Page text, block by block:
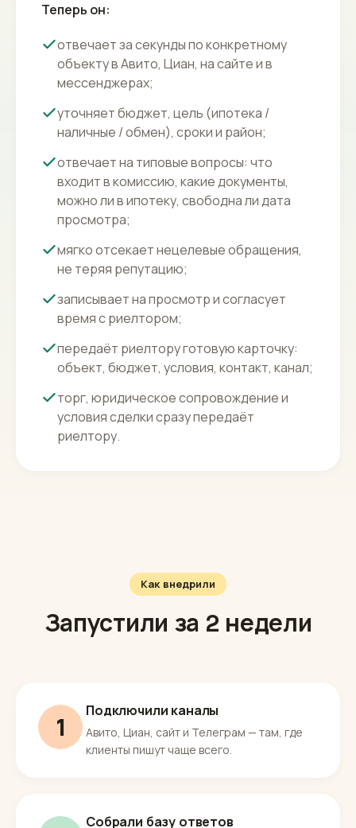
Теперь он:
отвечает за секунды по конкретному
объекту в Авито, Циан, на сайте и в
мессенджерах;
уточняет бюджет, цель (ипотека /
наличные / обмен), сроки и район;
отвечает на типовые вопросы: что
входит в комиссию, какие документы,
можно ли в ипотеку, свободна ли дата
просмотра;
мягко отсекает нецелевые обращения,
не теряя репутацию;
записывает на просмотр и согласует
время с риелтором;
передаёт риелтору готовую карточку:
объект, бюджет, условия, контакт, канал;
торг, юридическое сопровождение и
условия сделки сразу передаёт
риелтору.
Как внедрили
Запустили за 2 недели
1
Подключили каналы
Авито, Циан, сайт и Телеграм — там, где
клиенты пишут чаще всего.
Собрали базу ответов